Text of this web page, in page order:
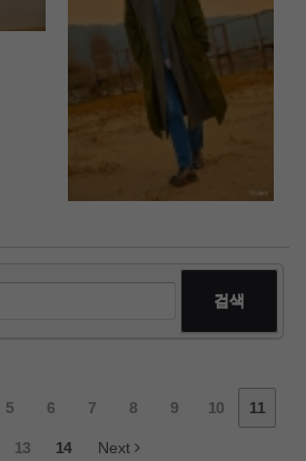
검색
5 6 7 8 9 10 11
13 14 Next